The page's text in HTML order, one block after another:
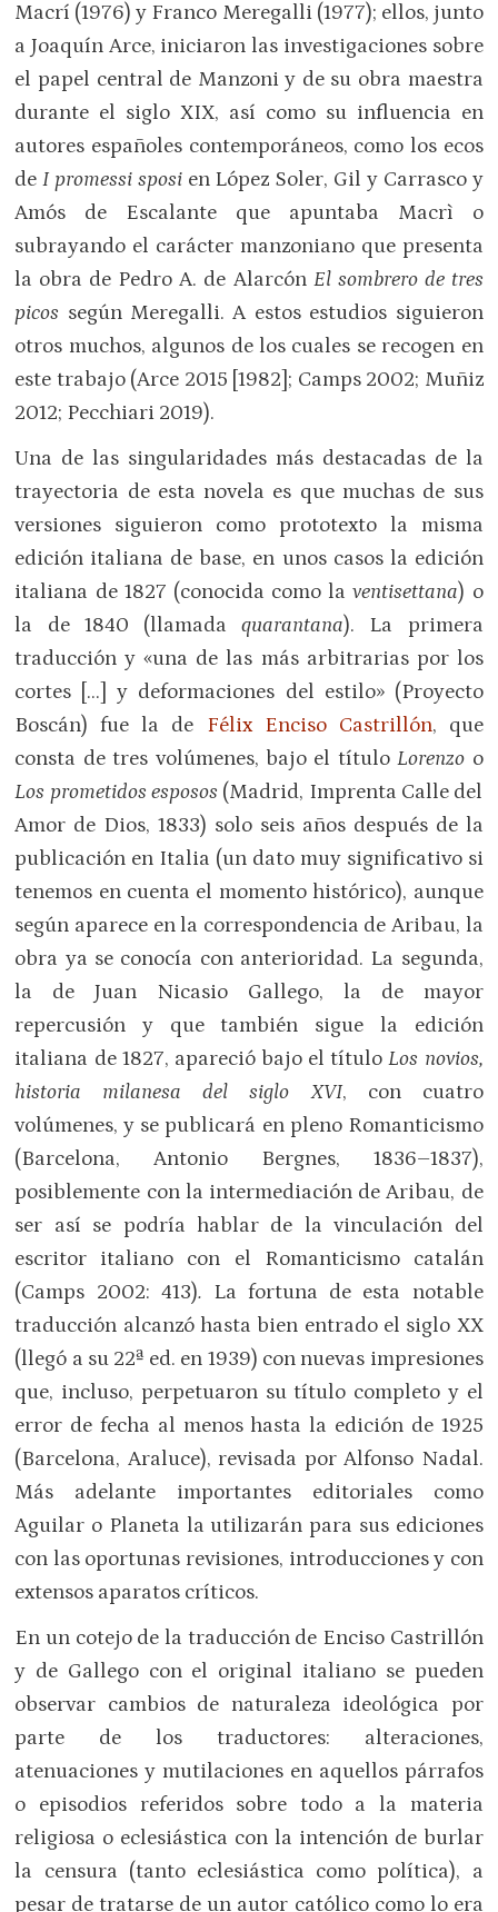
Macrí (1976) y Franco Meregalli (1977); ellos, junto
a Joaquín Arce, iniciaron las investigaciones sobre
el papel central de Manzoni y de su obra maestra
durante el siglo XIX, así como su influencia en
autores españoles contemporáneos, como los ecos
deI promessi sposien López Soler, Gil y Carrasco y
Amós de Escalante que apuntaba Macrì o
subrayando el carácter manzoniano que presenta
la obra de Pedro A. de Alarcón El sombrero de tres
picos según Meregalli. A estos estudios siguieron
otros muchos, algunos de los cuales se recogen en
este trabajo (Arce 2015 [1982]; Camps 2002; Muñiz
2012; Pecchiari 2019).
Una de las singularidades más destacadas de la
trayectoria de esta novela es que muchas de sus
versiones siguieron como prototexto la misma
edición italiana de base, en unos casos la edición
italiana de 1827 (conocida como laventisettana) o
la de 1840 (llamadaquarantana). La primera
traducción y «una de las más arbitrarias por los
cortes […] y deformaciones del estilo» (Proyecto
Boscán) fue la de Félix Enciso Castrillón, que
consta de tres volúmenes, bajo el títuloLorenzo o
Los prometidos esposos (Madrid, Imprenta Calle del
Amor de Dios, 1833) solo seis años después de la
publicación en Italia (un dato muy significativo si
tenemos en cuenta el momento histórico), aunque
según aparece en la correspondencia de Aribau, la
obra ya se conocía con anterioridad. La segunda,
la de Juan Nicasio Gallego, la de mayor
repercusión y que también sigue la edición
italiana de 1827, apareció bajo el títuloLos novios,
historia milanesa del siglo XVI, con cuatro
volúmenes, y se publicará en pleno Romanticismo
(Barcelona, Antonio Bergnes, 1836–1837),
posiblemente con la intermediación de Aribau, de
ser así se podría hablar de la vinculación del
escritor italiano con el Romanticismo catalán
(Camps 2002: 413). La fortuna de esta notable
traducción alcanzó hasta bien entrado el siglo XX
(llegó a su 22ª ed. en 1939) con nuevas impresiones
que, incluso, perpetuaron su título completo y el
error de fecha al menos hasta la edición de 1925
(Barcelona, Araluce), revisada por Alfonso Nadal.
Más adelante importantes editoriales como
Aguilar o Planeta la utilizarán para sus ediciones
con las oportunas revisiones, introducciones y con
extensos aparatos críticos.
En un cotejo de la traducción de Enciso Castrillón
y de Gallego con el original italiano se pueden
observar cambios de naturaleza ideológica por
parte de los traductores: alteraciones,
atenuaciones y mutilaciones en aquellos párrafos
o episodios referidos sobre todo a la materia
religiosa o eclesiástica con la intención de burlar
la censura (tanto eclesiástica como política), a
pesar de tratarse de un autor católico como lo era